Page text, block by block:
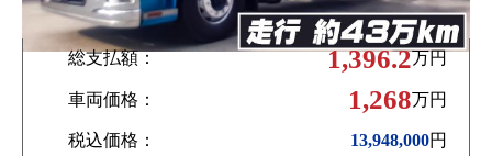
総支払額： 1,396.2万円
車両価格： 1,268万円
税込価格： 13,948,000円